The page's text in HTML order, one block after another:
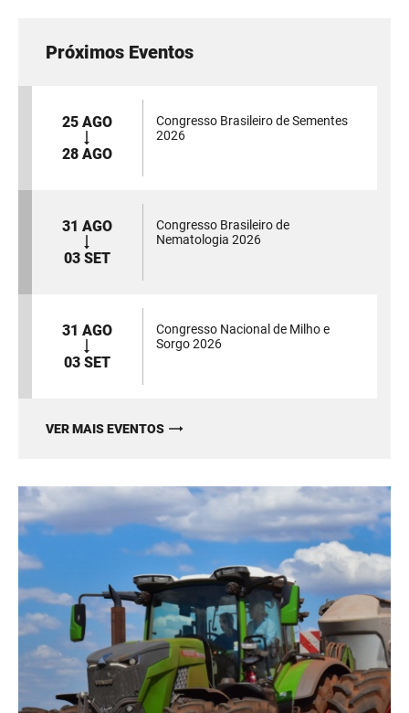
Próximos Eventos
25 AGO
28 AGO
Congresso Brasileiro de Sementes
2026
31 AGO
03 SET
Congresso Brasileiro de
Nematologia 2026
31 AGO
03 SET
Congresso Nacional de Milho e
Sorgo 2026
VER MAIS EVENTOS